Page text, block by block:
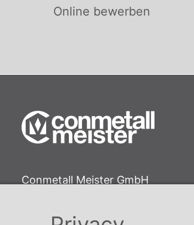
Online bewerben
Conmetall Meister GmbH